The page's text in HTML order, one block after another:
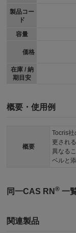
製品コー
ド
容量
価格
在庫 / 納
期目安
概要・使用例
概要
Tocris
更され
異なる
ベルと
同一CAS RN® 一
関連製品